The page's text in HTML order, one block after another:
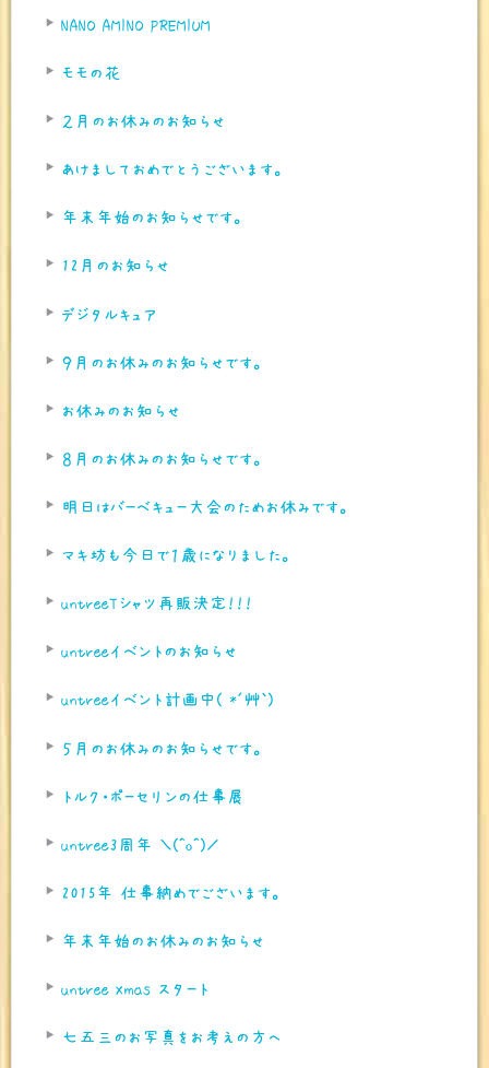
NANO AMINO PREMIUM
モモの花
２月のお休みのお知らせ
あけましておめでとうございます。
年末年始のお知らせです。
12月のお知らせ
デジタルキュア
９月のお休みのお知らせです。
お休みのお知らせ
８月のお休みのお知らせです。
明日はバーベキュー大会のためお休みです。
マキ坊も今日で１歳になりました。
untreeTシャツ再販決定！！！
untreeイベントのお知らせ
untreeイベント計画中( *´艸｀)
５月のお休みのお知らせです。
トルク・ポーセリンの仕事展
untree3周年 ＼(^o^)／
2015年 仕事納めでございます。
年末年始のお休みのお知らせ
untree Xmas スタート
七五三のお写真をお考えの方へ